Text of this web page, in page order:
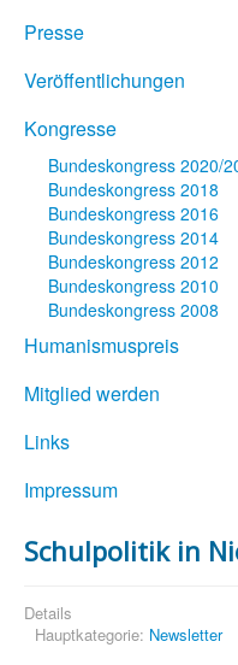
Presse
Veröffentlichungen
Kongresse
Bundeskongress 2020/
Bundeskongress 2018
Bundeskongress 2016
Bundeskongress 2014
Bundeskongress 2012
Bundeskongress 2010
Bundeskongress 2008
Humanismuspreis
Mitglied werden
Links
Impressum
Schulpolitik in
Details
Hauptkategorie: Newsletter